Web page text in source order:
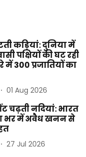
कड़ियां: दुनिया में
पक्षियों की घट रही
300 प्रजातियों का
01 Aug 2026
चढ़ती नदियां: भारत
भर में अवैध खनन से
27 Jul 2026